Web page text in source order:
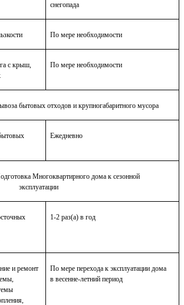
снегопада
По мере необходимости
с крыш,
По мере необходимости
бытовых отходов и крупногабаритного мусора
Ежедневно
Многоквартирного дома к сезонной
эксплуатации
1-2 раз(а) в год
и ремонт
По мере перехода к эксплуатации дома
в весенне-летний период